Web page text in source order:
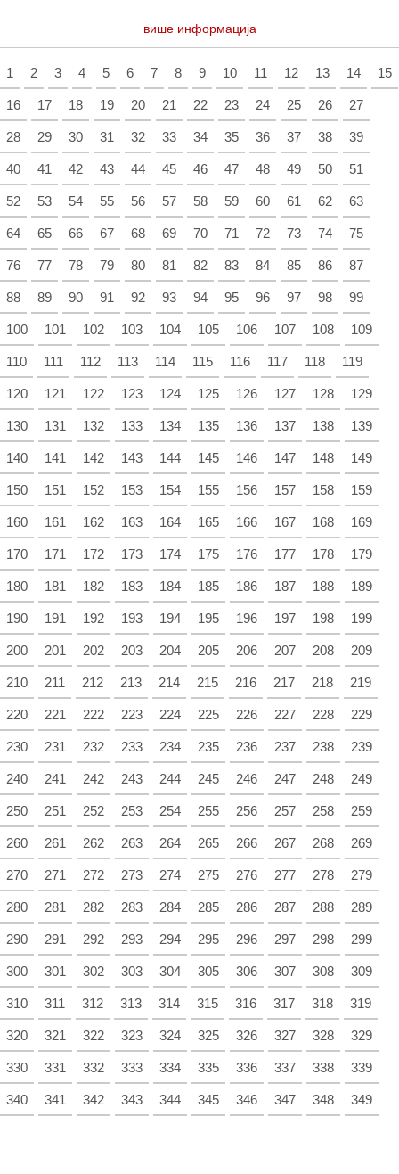
више информација
1 2 3 4 5 6 7 8 9 10 11 12 13 14 15
16 17 18 19 20 21 22 23 24 25 26 27
28 29 30 31 32 33 34 35 36 37 38 39
40 41 42 43 44 45 46 47 48 49 50 51
52 53 54 55 56 57 58 59 60 61 62 63
64 65 66 67 68 69 70 71 72 73 74 75
76 77 78 79 80 81 82 83 84 85 86 87
88 89 90 91 92 93 94 95 96 97 98 99
100 101 102 103 104 105 106 107 108 109
110 111 112 113 114 115 116 117 118 119
120 121 122 123 124 125 126 127 128 129
130 131 132 133 134 135 136 137 138 139
140 141 142 143 144 145 146 147 148 149
150 151 152 153 154 155 156 157 158 159
160 161 162 163 164 165 166 167 168 169
170 171 172 173 174 175 176 177 178 179
180 181 182 183 184 185 186 187 188 189
190 191 192 193 194 195 196 197 198 199
200 201 202 203 204 205 206 207 208 209
210 211 212 213 214 215 216 217 218 219
220 221 222 223 224 225 226 227 228 229
230 231 232 233 234 235 236 237 238 239
240 241 242 243 244 245 246 247 248 249
250 251 252 253 254 255 256 257 258 259
260 261 262 263 264 265 266 267 268 269
270 271 272 273 274 275 276 277 278 279
280 281 282 283 284 285 286 287 288 289
290 291 292 293 294 295 296 297 298 299
300 301 302 303 304 305 306 307 308 309
310 311 312 313 314 315 316 317 318 319
320 321 322 323 324 325 326 327 328 329
330 331 332 333 334 335 336 337 338 339
340 341 342 343 344 345 346 347 348 349